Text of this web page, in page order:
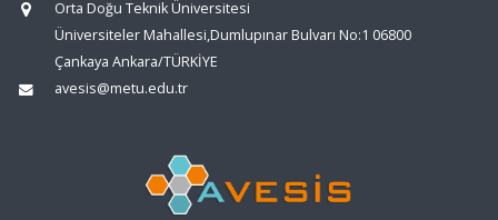
Orta Doğu Teknik Üniversitesi
Üniversiteler Mahallesi,Dumlupınar Bulvarı No:1 06800
Çankaya Ankara/TÜRKİYE
avesis@metu.edu.tr